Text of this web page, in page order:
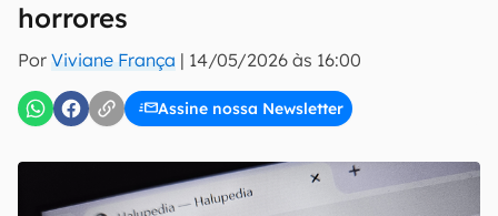
horrores
Por Viviane França | 14/05/2026 às 16:00
Assine nossa Newsletter
inscreva-se
Uso e Política de Privacidade do Canaltech.